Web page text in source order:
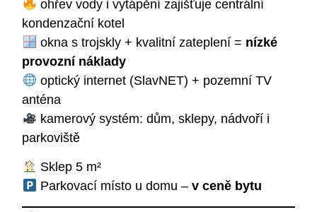
ohřev vody i vytápění zajišťuje centrální
kondenzační kotel
okna s trojskly + kvalitní zateplení = nízké
provozní náklady
optický internet (SlavNET) + pozemní TV
anténa
kamerový systém: dům, sklepy, nádvoří i
parkoviště
Sklep 5 m²
Parkovací místo u domu – v ceně bytu